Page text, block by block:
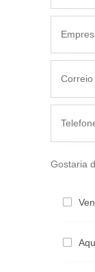
Gosta­ria